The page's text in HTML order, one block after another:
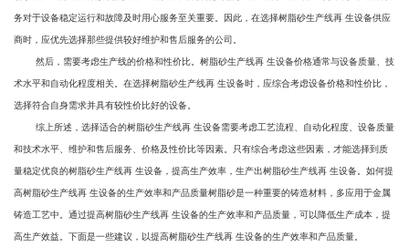
务对于设备稳定运行和故障及时用心服务至关重要。因此，在选择树脂砂生产线再 生设备供应
商时，应优先选择那些提供较好维护和售后服务的公司。
然后，需要考虑生产线的价格和性价比。树脂砂生产线再 生设备价格通常与设备质量、技
术水平和自动化程度相关。在选择树脂砂生产线再 生设备时，应综合考虑设备价格和性价比，
选择符合自身需求并具有较性价比好的设备。
综上所述，选择适合的树脂砂生产线再 生设备需要考虑工艺流程、自动化程度、设备质量
和技术水平、维护和售后服务、价格及性价比等因素。只有综合考虑这些因素，才能选择到质
量稳定优良的树脂砂生产线再 生设备，提高生产效率，生产出树脂砂生产线再 生设备。如何提
高树脂砂生产线再 生设备的生产效率和产品质量树脂砂是一种重要的铸造材料，多应用于金属
铸造工艺中。通过提高树脂砂生产线再 生设备的生产效率和产品质量，可以降低生产成本，提
高生产效益。下面是一些建议，以提高树脂砂生产线再 生设备的生产效率和产品质量。